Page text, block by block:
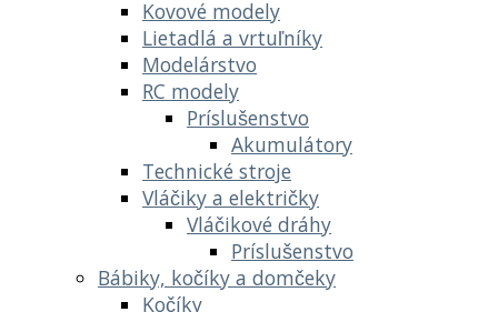
Kovové modely
Lietadlá a vrtuľníky
Modelárstvo
RC modely
Príslušenstvo
Akumulátory
Technické stroje
Vláčiky a električky
Vláčikové dráhy
Príslušenstvo
Bábiky, kočíky a domčeky
Kočíky